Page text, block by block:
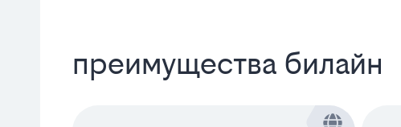
преимущества билайн